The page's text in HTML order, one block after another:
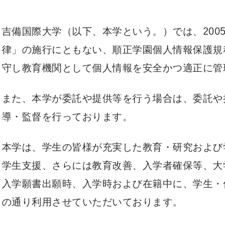
吉備国際大学（以下、本学という。）では、
律」の施行にともない、順正学園個人情報保護
守し教育機関として個人情報を安全かつ適正に
また、本学が委託や提供等を行う場合は、委託
導・監督を行っております。
本学は、学生の皆様が充実した教育・研究およ
学生支援、さらには教育改善、入学者確保等、
入学願書出願時、入学時および在籍中に、学生
の通り利用させていただいております。